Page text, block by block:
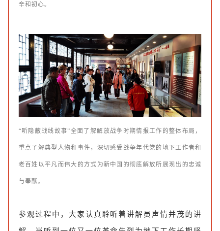
辛和初心。
“听隐蔽战线故事”全面了解解放战争时期情报工作的整体布局，
重点了解典型人物和事件，深切感受战争年代党的地下工作者和
老百姓以平凡而伟大的方式为新中国的彻底解放所展现出的忠诚
与奉献。
参观过程中，大家认真聆听着讲解员声情并茂的讲